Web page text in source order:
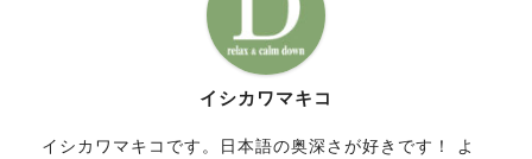
イシカワマキコ
イシカワマキコです。日本語の奥深さが好きです！ よ